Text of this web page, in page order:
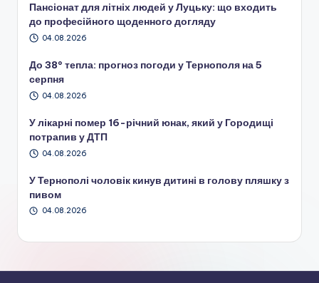
Пансіонат для літніх людей у Луцьку: що входить
до професійного щоденного догляду
04.08.2026
До 38° тепла: прогноз погоди у Тернополя на 5
серпня
04.08.2026
У лікарні помер 16-річний юнак, який у Городищі
потрапив у ДТП
04.08.2026
У Тернополі чоловік кинув дитині в голову пляшку з
пивом
04.08.2026